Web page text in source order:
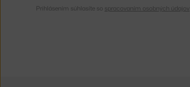
Prihlásením súhlasíte so spracovaním osobných údajov